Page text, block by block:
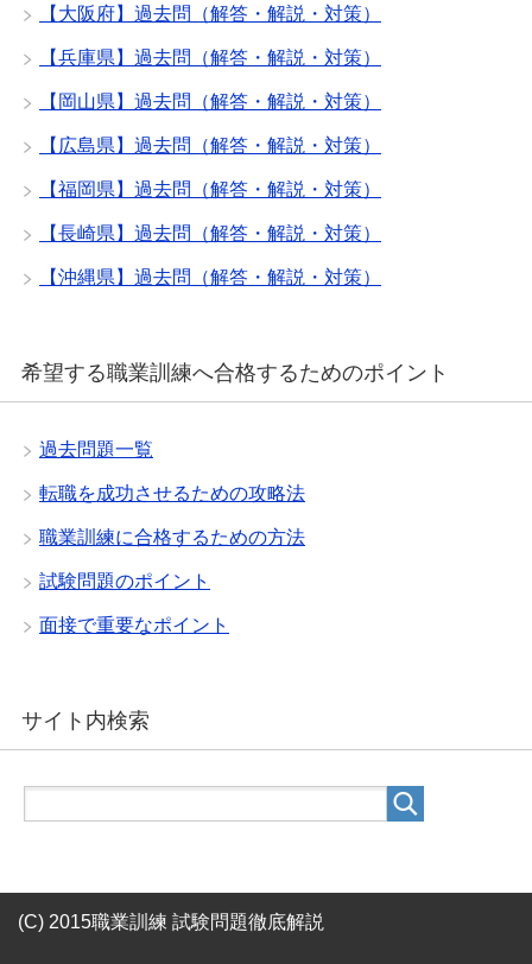
【大阪府】過去問（解答・解説・対策）
【兵庫県】過去問（解答・解説・対策）
【岡山県】過去問（解答・解説・対策）
【広島県】過去問（解答・解説・対策）
【福岡県】過去問（解答・解説・対策）
【長崎県】過去問（解答・解説・対策）
【沖縄県】過去問（解答・解説・対策）
希望する職業訓練へ合格するためのポイント
過去問題一覧
転職を成功させるための攻略法
職業訓練に合格するための方法
試験問題のポイント
面接で重要なポイント
サイト内検索
(C) 2015職業訓練 試験問題徹底解説